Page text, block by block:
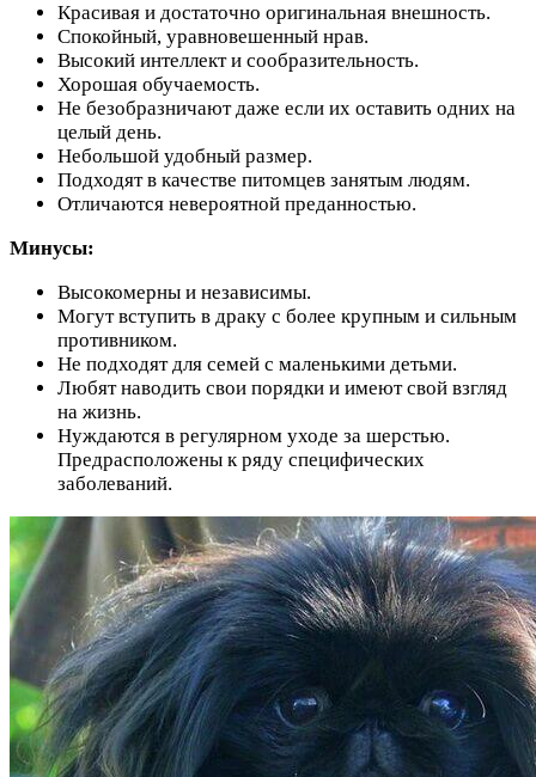
Красивая и достаточно оригинальная внешность.
Спокойный, уравновешенный нрав.
Высокий интеллект и сообразительность.
Хорошая обучаемость.
Не безобразничают даже если их оставить одних на
целый день.
Небольшой удобный размер.
Подходят в качестве питомцев занятым людям.
Отличаются невероятной преданностью.
Минусы:
Высокомерны и независимы.
Могут вступить в драку с более крупным и сильным
противником.
Не подходят для семей с маленькими детьми.
Любят наводить свои порядки и имеют свой взгляд
на жизнь.
Нуждаются в регулярном уходе за шерстью.
Предрасположены к ряду специфических
заболеваний.